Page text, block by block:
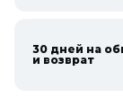
30 дней на
и возврат